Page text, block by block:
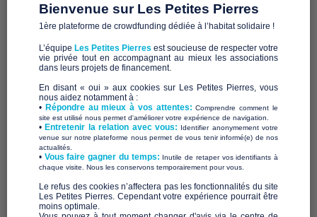
Découvrez les projets
Découvrez l’ensemble des projets en cours de
de ces projets, vous contribuez à construire ensemble
un habitat digne.Chaque don est doublé, jusqu’à
l’atteinte de l’objectif de collecte !
Filtrer les projets
Bienvenue sur Les Petites Pierres
1ère plateforme de crowdfunding dédiée à l’habitat solidaire !
L’équipe Les Petites Pierres est soucieuse de respecter votre
vie privée tout en accompagnant au mieux les associations
dans leurs projets de financement.
En disant « oui » aux cookies sur Les Petites Pierres, vous
nous aidez notamment à :
• Répondre au mieux à vos attentes:Comprendre comment le
site est utilisé nous permet d'améliorer votre expérience de navigation.
•Entretenir la relation avec vous: Identifier anonymement votre
venue sur notre plateforme nous permet de vous tenir informé(e) de nos
actualités.
​• Vous faire gagner du temps: Inutile de retaper vos identifiants à
chaque visite. Nous les conservons temporairement pour vous.
​Le refus des cookies n’affectera pas les fonctionnalités du site
Les Petites Pierres. Cependant votre expérience pourrait être
moins optimale.​